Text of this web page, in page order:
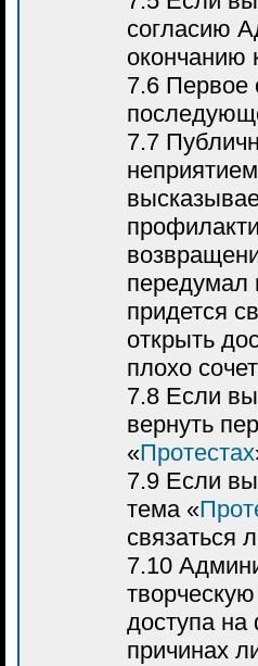
согласию
окончанию
7.6 Первое
7.7
передумал
придется
открыть
плохо
7.8 Если
вернуть
«Протестах
7.9 Если
тема «
связаться
7.10
доступа
причинах